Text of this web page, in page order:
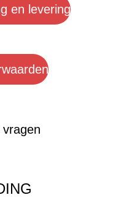
en levering